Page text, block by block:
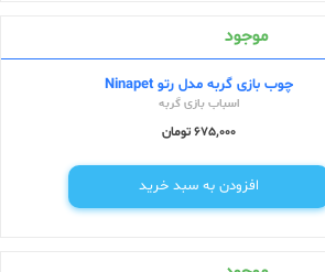
موجود
چوب بازی گربه مدل رتو Ninapet
اسباب بازی گربه
675,000 تومان
افزودن به سبد خرید